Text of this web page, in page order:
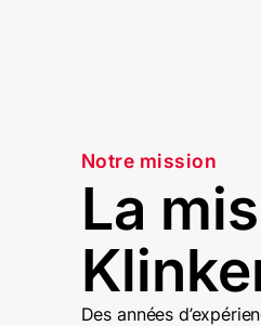
Notre mission
La
Des années